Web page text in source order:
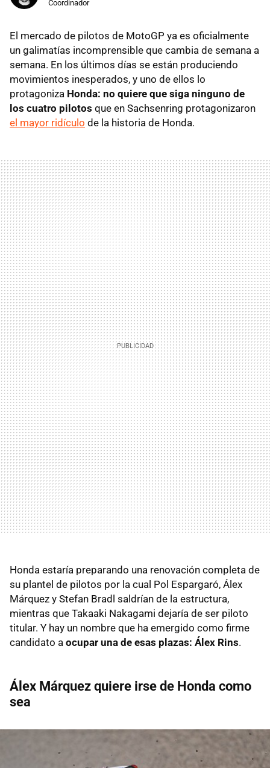
Coordinador
El mercado de pilotos de MotoGP ya es oficialmente
un galimatías incomprensible que cambia de semana a
semana. En los últimos días se están produciendo
movimientos inesperados, y uno de ellos lo
protagoniza Honda: no quiere que siga ninguno de
los cuatro pilotos que en Sachsenring protagonizaron
el mayor ridículo de la historia de Honda.
Honda estaría preparando una renovación completa de
su plantel de pilotos por la cual Pol Espargaró, Álex
Márquez y Stefan Bradl saldrían de la estructura,
mientras que Takaaki Nakagami dejaría de ser piloto
titular. Y hay un nombre que ha emergido como firme
candidato a ocupar una de esas plazas: Álex Rins.
Álex Márquez quiere irse de Honda como
sea